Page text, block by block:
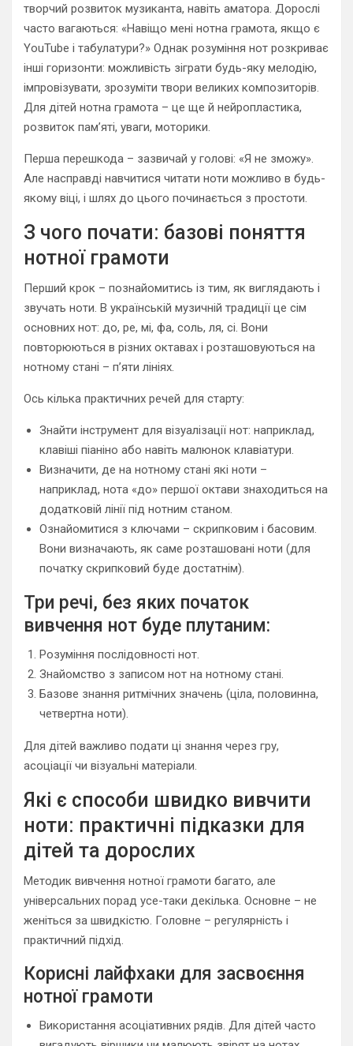
творчий розвиток музиканта, навіть аматора. Дорослі
часто вагаються: «Навіщо мені нотна грамота, якщо є
YouTube і табулатури?» Однак розуміння нот розкриває
інші горизонти: можливість зіграти будь-яку мелодію,
імпровізувати, зрозуміти твори великих композиторів.
Для дітей нотна грамота – це ще й нейропластика,
розвиток пам’яті, уваги, моторики.
Перша перешкода – зазвичай у голові: «Я не зможу».
Але насправді навчитися читати ноти можливо в будь-
якому віці, і шлях до цього починається з простоти.
З чого почати: базові поняття
нотної грамоти
Перший крок – познайомитись із тим, як виглядають і
звучать ноти. В українській музичній традиції це сім
основних нот: до, ре, мі, фа, соль, ля, сі. Вони
повторюються в різних октавах і розташовуються на
нотному стані – п’яти лініях.
Ось кілька практичних речей для старту:
Знайти інструмент для візуалізації нот: наприклад,
клавіші піаніно або навіть малюнок клавіатури.
Визначити, де на нотному стані які ноти –
наприклад, нота «до» першої октави знаходиться на
додатковій лінії під нотним станом.
Ознайомитися з ключами – скрипковим і басовим.
Вони визначають, як саме розташовані ноти (для
початку скрипковий буде достатнім).
Три речі, без яких початок
вивчення нот буде плутаним:
Розуміння послідовності нот.
Знайомство з записом нот на нотному стані.
Базове знання ритмічних значень (ціла, половинна,
четвертна ноти).
Для дітей важливо подати ці знання через гру,
асоціації чи візуальні матеріали.
Які є способи швидко вивчити
ноти: практичні підказки для
дітей та дорослих
Методик вивчення нотної грамоти багато, але
універсальних порад усе-таки декілька. Основне – не
женіться за швидкістю. Головне – регулярність і
практичний підхід.
Корисні лайфхаки для засвоєння
нотної грамоти
Використання асоціативних рядів. Для дітей часто